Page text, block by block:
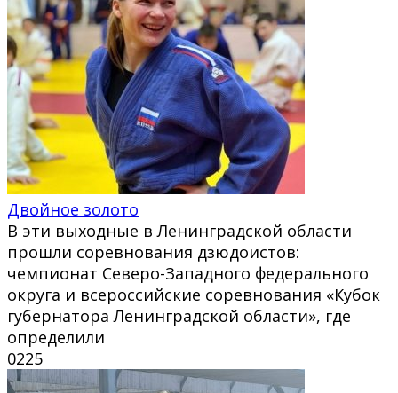
Двойное золото
В эти выходные в Ленинградской области
прошли соревнования дзюдоистов:
чемпионат Северо-Западного федерального
округа и всероссийские соревнования «Кубок
губернатора Ленинградской области», где
определили
0225